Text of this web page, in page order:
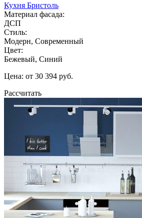
Кухня Бристоль
Материал фасада:
ДСП
Стиль:
Модерн, Современный
Цвет:
Бежевый, Синий
Цена: от 30 394 руб.
Рассчитать